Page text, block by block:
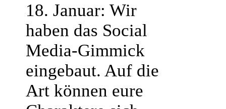
18. Januar: Wir
haben das Social
Media-Gimmick
eingebaut. Auf die
Art können eure